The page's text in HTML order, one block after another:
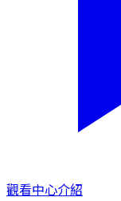
觀看中心介紹